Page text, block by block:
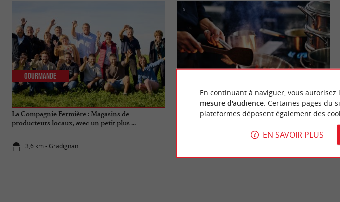
La Compagnie Fermière : Magasins de
producteurs locaux, avec un petit plus ...
3,6 km - Gradignan
Gourmande
Faites voyager vos papilles à Bordeaux : 6
En continuant à naviguer, vous
mesure d'audience. Certaines pages du
plateformes déposent également des
EN SAVOIR PLUS